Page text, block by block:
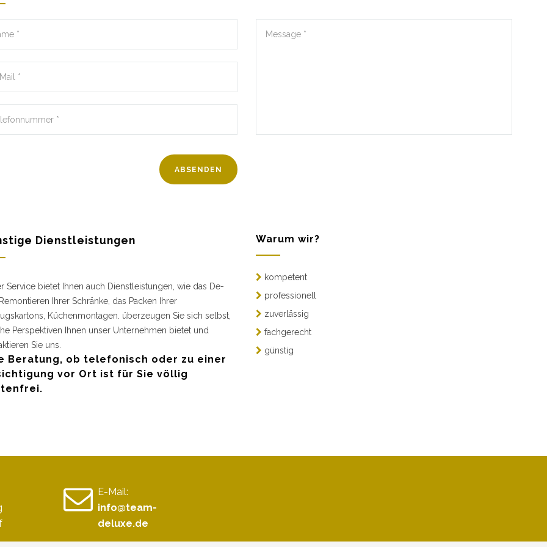
Dienstleistungen
Service bietet Ihnen auch Dienstleistungen, wie das De-
Ihrer Schränke, das Packen Ihrer
Küchenmontagen. überzeugen Sie sich selbst,
Perspektiven Ihnen unser Unternehmen bietet und
Sie uns.
Beratung, ob telefonisch oder zu einer
vor Ort ist für Sie völlig
Warum wir?
kompetent
professionell
zuverlässig
fachgerecht
günstig
E-Mail:
info@team-
deluxe.de